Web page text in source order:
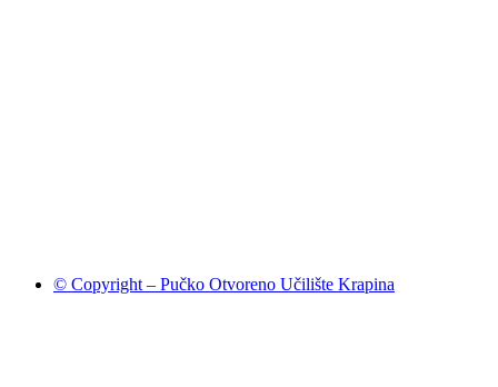
© Copyright – Pučko Otvoreno Učilište Krapina